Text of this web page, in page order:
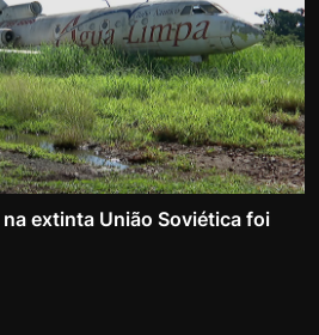
extinta União Soviética foi